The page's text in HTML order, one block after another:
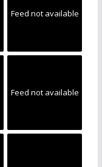
Feed not available
Feed not available